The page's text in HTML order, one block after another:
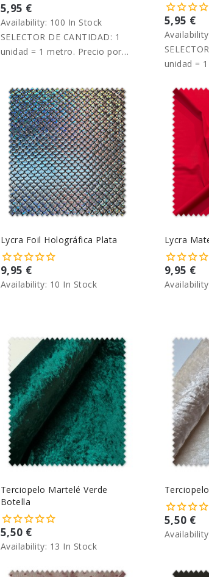
5,95 €
Availability: 100 In Stock
SELECTOR DE CANTIDAD: 1
unidad = 1 metro. Precio por
5,95 €
unidad =
Lycra Foil Holográfica Plata
9,95 €
Availability: 10 In Stock
Lycra
9,95 €
Terciopelo Martelé Verde
Botella
5,50 €
Availability: 13 In Stock
5,50 €